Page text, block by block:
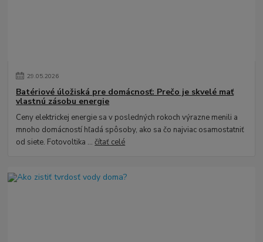
29.05.2026
Batériové úložiská pre domácnosť: Prečo je skvelé mať
vlastnú zásobu energie
Ceny elektrickej energie sa v posledných rokoch výrazne menili a
mnoho domácností hľadá spôsoby, ako sa čo najviac osamostatniť
od siete. Fotovoltika ...čítať celé